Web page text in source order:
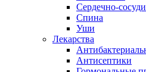
Сердечно-
Спина
Уши
Лекарства
Антисептики